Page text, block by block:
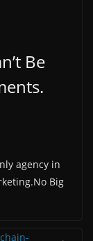
Be
agency in
Big